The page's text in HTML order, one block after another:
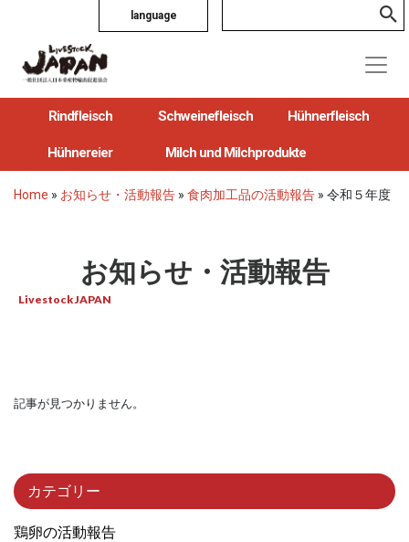
language
Rindfleisch Schweinefleisch Hühnerfleisch
Hühnereier Milch und Milchprodukte
Home » お知らせ・活動報告 » 食肉加工品の活動報告 » 令和５年度
お知らせ・活動報告
Livestock JAPAN
記事が見つかりません。
カテゴリー
鶏卵の活動報告